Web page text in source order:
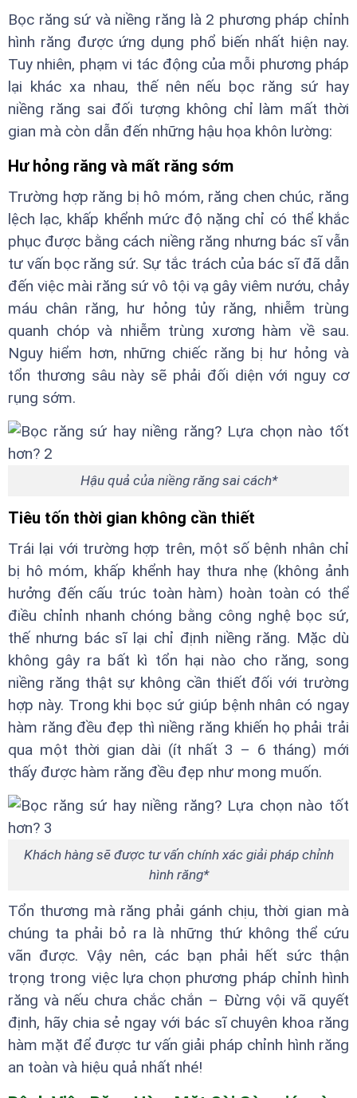
Bọc răng sứ và niềng răng là 2 phương pháp chỉnh
hình răng được ứng dụng phổ biến nhất hiện nay.
Tuy nhiên, phạm vi tác động của mỗi phương pháp
lại khác xa nhau, thế nên nếu bọc răng sứ hay
niềng răng sai đối tượng không chỉ làm mất thời
gian mà còn dẫn đến những hậu họa khôn lường:
Hư hỏng răng và mất răng sớm
Trường hợp răng bị hô móm, răng chen chúc, răng
lệch lạc, khấp khểnh mức độ nặng chỉ có thể khắc
phục được bằng cách niềng răng nhưng bác sĩ vẫn
tư vấn bọc răng sứ. Sự tắc trách của bác sĩ đã dẫn
đến việc mài răng sứ vô tội vạ gây viêm nướu, chảy
máu chân răng, hư hỏng tủy răng, nhiễm trùng
quanh chóp và nhiễm trùng xương hàm về sau.
Nguy hiểm hơn, những chiếc răng bị hư hỏng và
tổn thương sâu này sẽ phải đối diện với nguy cơ
rụng sớm.
Hậu quả của niềng răng sai cách*
Tiêu tốn thời gian không cần thiết
Trái lại với trường hợp trên, một số bệnh nhân chỉ
bị hô móm, khấp khểnh hay thưa nhẹ (không ảnh
hưởng đến cấu trúc toàn hàm) hoàn toàn có thể
điều chỉnh nhanh chóng bằng công nghệ bọc sứ,
thế nhưng bác sĩ lại chỉ định niềng răng. Mặc dù
không gây ra bất kì tổn hại nào cho răng, song
niềng răng thật sự không cần thiết đối với trường
hợp này. Trong khi bọc sứ giúp bệnh nhân có ngay
hàm răng đều đẹp thì niềng răng khiến họ phải trải
qua một thời gian dài (ít nhất 3 – 6 tháng) mới
thấy được hàm răng đều đẹp như mong muốn.
Khách hàng sẽ được tư vấn chính xác giải pháp chỉnh
hình răng*
Tổn thương mà răng phải gánh chịu, thời gian mà
chúng ta phải bỏ ra là những thứ không thể cứu
vãn được. Vậy nên, các bạn phải hết sức thận
trọng trong việc lựa chọn phương pháp chỉnh hình
răng và nếu chưa chắc chắn – Đừng vội vã quyết
định, hãy chia sẻ ngay với bác sĩ chuyên khoa răng
hàm mặt để được tư vấn giải pháp chỉnh hình răng
an toàn và hiệu quả nhất nhé!